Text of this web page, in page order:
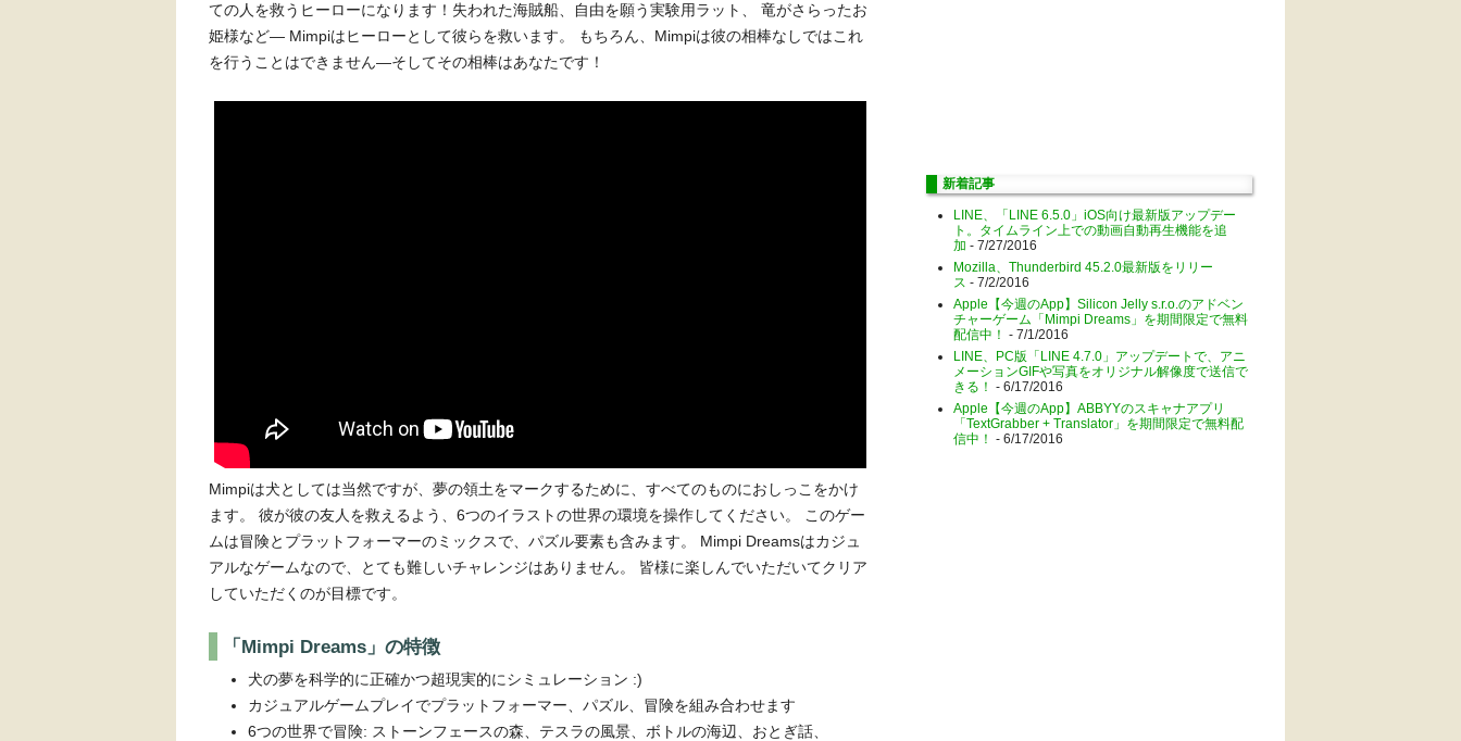
ての人を救うヒーローになります！失われた海賊船、自由を願う実験用ラット、 竜がさらったお
姫様など— Mimpiはヒーローとして彼らを救います。 もちろん、Mimpiは彼の相棒なしではこれ
を行うことはできません—そしてその相棒はあなたです！
Mimpiは犬としては当然ですが、夢の領土をマークするために、すべてのものにおしっこをかけ
ます。 彼が彼の友人を救えるよう、6つのイラストの世界の環境を操作してください。 このゲー
ムは冒険とプラットフォーマーのミックスで、パズル要素も含みます。 Mimpi Dreamsはカジュ
アルなゲームなので、とても難しいチャレンジはありません。 皆様に楽しんでいただいてクリア
していただくのが目標です。
「Mimpi Dreams」の特徴
犬の夢を科学的に正確かつ超現実的にシミュレーション :)
カジュアルゲームプレイでプラットフォーマー、パズル、冒険を組み合わせます
6つの世界で冒険: ストーンフェースの森、テスラの風景、ボトルの海辺、おとぎ話、
新着記事
LINE、「LINE 6.5.0」iOS向け最新版アップデー
ト。タイムライン上での動画自動再生機能を追
加 - 7/27/2016
Mozilla、Thunderbird 45.2.0最新版をリリー
ス - 7/2/2016
Apple【今週のApp】Silicon Jelly s.r.o.のアドベン
チャーゲーム「Mimpi Dreams」を期間限定で無料
配信中！ - 7/1/2016
LINE、PC版「LINE 4.7.0」アップデートで、アニ
メーションGIFや写真をオリジナル解像度で送信で
きる！ - 6/17/2016
Apple【今週のApp】ABBYYのスキャナアプリ
「TextGrabber + Translator」を期間限定で無料配
信中！ - 6/17/2016